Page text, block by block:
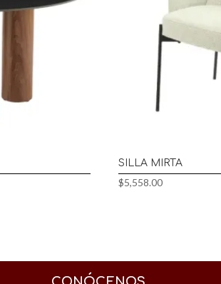
SILLA MIRTA
$5,558.00